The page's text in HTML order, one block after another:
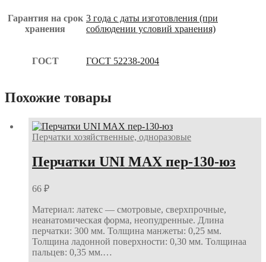
Гарантия на срок
хранения
3 года с даты изготовления (при
соблюдении условий хранения)
ГОСТ ГОСТ 52238-2004
Похожие товары
Перчатки хозяйственные, одноразовые
Перчатки UNI MAX пер-130-юз
66 ₽
Материал: латекс — смотровые, сверхпрочные,
неанатомическая форма, неопудренные. Длина
перчатки: 300 мм. Толщина манжеты: 0,25 мм.
Толщина ладонной поверхности: 0,30 мм. Толщинаа
пальцев: 0,35 мм.…